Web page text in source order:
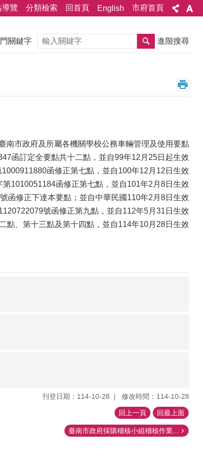
導覽 分類檢索 回首頁 English 市府首頁
關鍵字 搜尋 進階搜尋
南市政府及所屬各機關學校公務車輛管理及使用要點
函訂定全要點共十二點，並自99年12月25日起生效
函修正第七點，並自100年12月12日生效
1010051184函修正第七點，並自101年2月8日生效
函修正下達本要點；並自中華民國110年2月8日生效
號函修正第九點，並自112年5月31日生效
點、第十三點及第十四點，並自114年10月28日生效
刊登日期：114-10-28 修改時間：114-10-28
回上一頁 回最上面
臺南市政府採購稽核小組稽核作業...